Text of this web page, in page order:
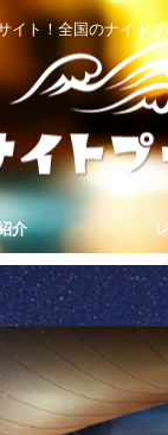
イト！全国のナイト
介